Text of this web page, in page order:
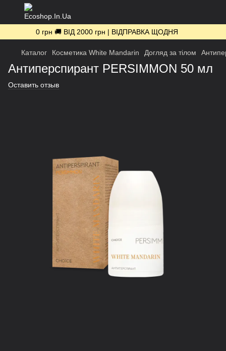
0 грн 🚚 ВІД 2000 грн | ВІДПРАВКА ЩОДНЯ
Каталог Косметика White Mandarin Догляд за тілом
Антиперспирант PERSIMMON 50 мл
Оставить отзыв